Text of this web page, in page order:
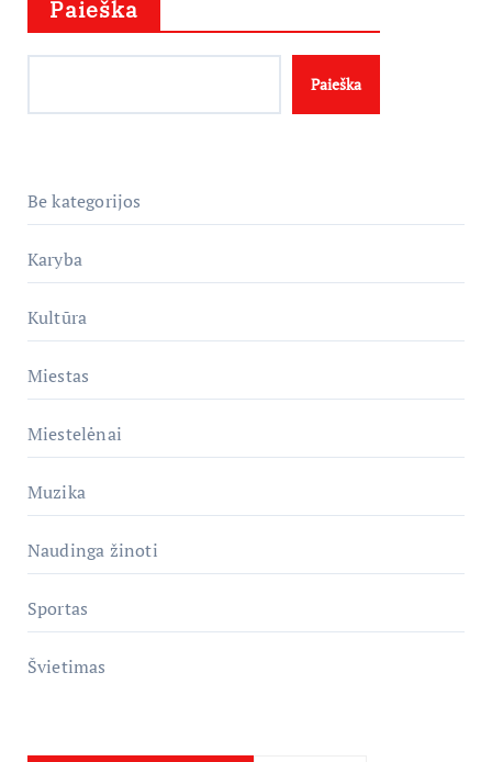
Paieška
Paieška
Be kategorijos
Karyba
Kultūra
Miestas
Miestelėnai
Muzika
Naudinga žinoti
Sportas
Švietimas